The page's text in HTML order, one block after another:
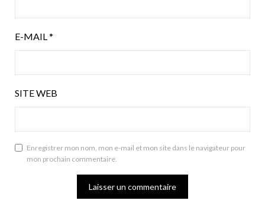
E-MAIL*
SITE WEB
Enregistrer mon nom, mon e-mail et mon site dans le navigateur pour
mon prochain commentaire.